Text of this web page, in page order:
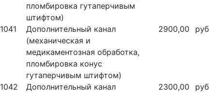
пломбировка гутаперчивым
штифтом)
1041
Дополнительный канал
(механическая и
медикаментозная обработка,
пломбировка конус
гутаперчивым штифтом)
2900,00 руб
1042
Дополнительный канал
2300,00 руб